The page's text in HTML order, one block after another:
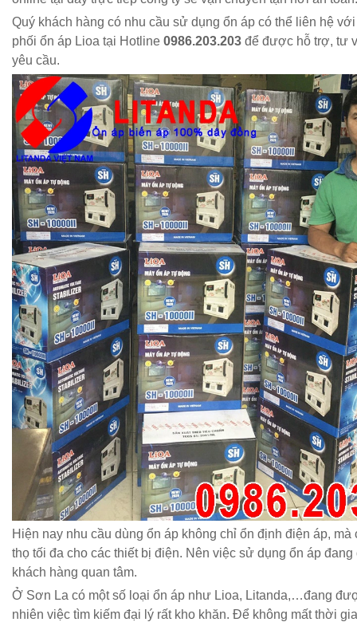
Quý khách hàng có nhu cầu sử dụng ổn áp có thể liên hệ
phối ổn áp Lioa tại Hotline 0986.203.203 để được hỗ trợ, tư
yêu cầu.
Hiện nay nhu cầu dùng ổn áp không chỉ ổn định điện áp, mà
thọ tối đa cho các thiết bị điện. Nên việc sử dụng ổn áp
khách hàng quan tâm.
Ở Sơn La có một số loại ổn áp như Lioa, Litanda,…đang
nhiên việc tìm kiếm đại lý rất kho khăn. Để không mất thời